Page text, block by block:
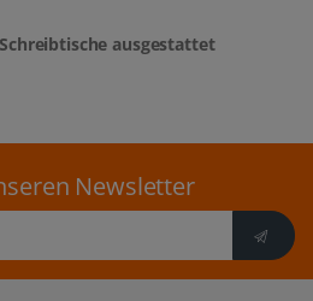
ausgestattet
Newsletter